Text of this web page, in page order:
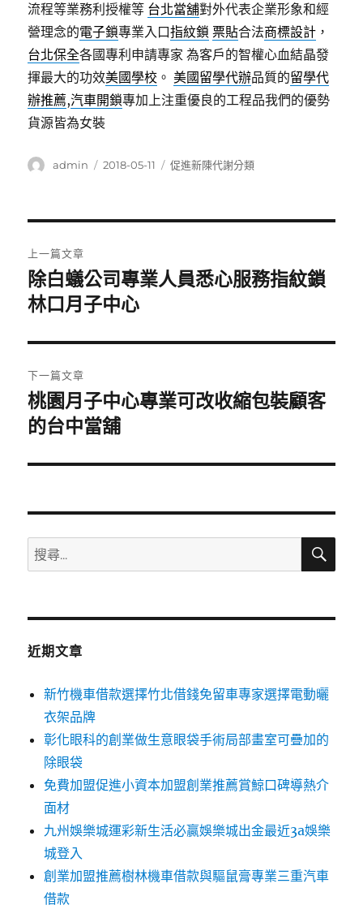
流程等業務利授權等 台北當舖對外代表企業形象和經
營理念的電子鎖專業入口指紋鎖 票貼合法商標設計 ，
台北保全各國專利申請專家 為客戶的智權心血結晶發
揮最大的功效美國學校 。美國留學代辦品質的留學代
辦推薦,汽車開鎖專加上注重優良的工程品我們的優勢
貨源皆為女裝
作
admin
發
2018-05-11
分
促進新陳代謝分類
章
導
覽
上一篇文章
上
一
文
章:
除白蟻公司專業人員悉心服務指紋鎖
林口月子中心
下一篇文章
下
一
文
桃園月子中心專業可改收縮包裝顧客
的台中當舖
搜
尋
鍵
搜
近期文章
新竹機車借款選擇竹北借錢免留車專家選擇電動曬
衣架品牌
彰化眼科的創業做生意眼袋手術局部畫室可疊加的
除眼袋
免費加盟促進小資本加盟創業推薦賞鯨口碑導熱介
面材
九州娛樂城運彩新生活必贏娛樂城出金最近3a娛樂
城登入
創業加盟推薦樹林機車借款與驅鼠膏專業三重汽車
借款